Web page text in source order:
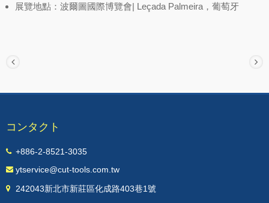
展覽地點：波爾圖國際博覽會| Leçada Palmeira，葡萄牙
コンタクト
+886-2-8521-3035
ytservice@cut-tools.com.tw
242043新北市新莊區化成路403巷1號